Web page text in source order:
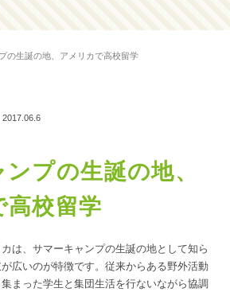
の生誕の地、アメリカで高校留学
2017.06.6
プの生誕の地、
高校留学
は、サマーキャンプの生誕の地として知ら
広いのが特徴です。従来からある野外活動
まった学生と集団生活を行ないながら協調